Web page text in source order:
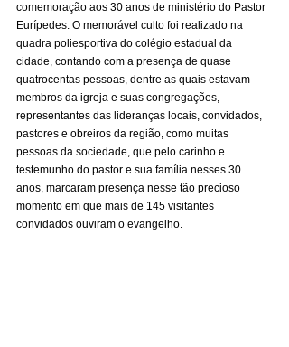
comemoração aos 30 anos de ministério do Pastor
Eurípedes. O memorável culto foi realizado na
quadra poliesportiva do colégio estadual da
cidade, contando com a presença de quase
quatrocentas pessoas, dentre as quais estavam
membros da igreja e suas congregações,
representantes das lideranças locais, convidados,
pastores e obreiros da região, como muitas
pessoas da sociedade, que pelo carinho e
testemunho do pastor e sua família nesses 30
anos, marcaram presença nesse tão precioso
momento em que mais de 145 visitantes
convidados ouviram o evangelho.